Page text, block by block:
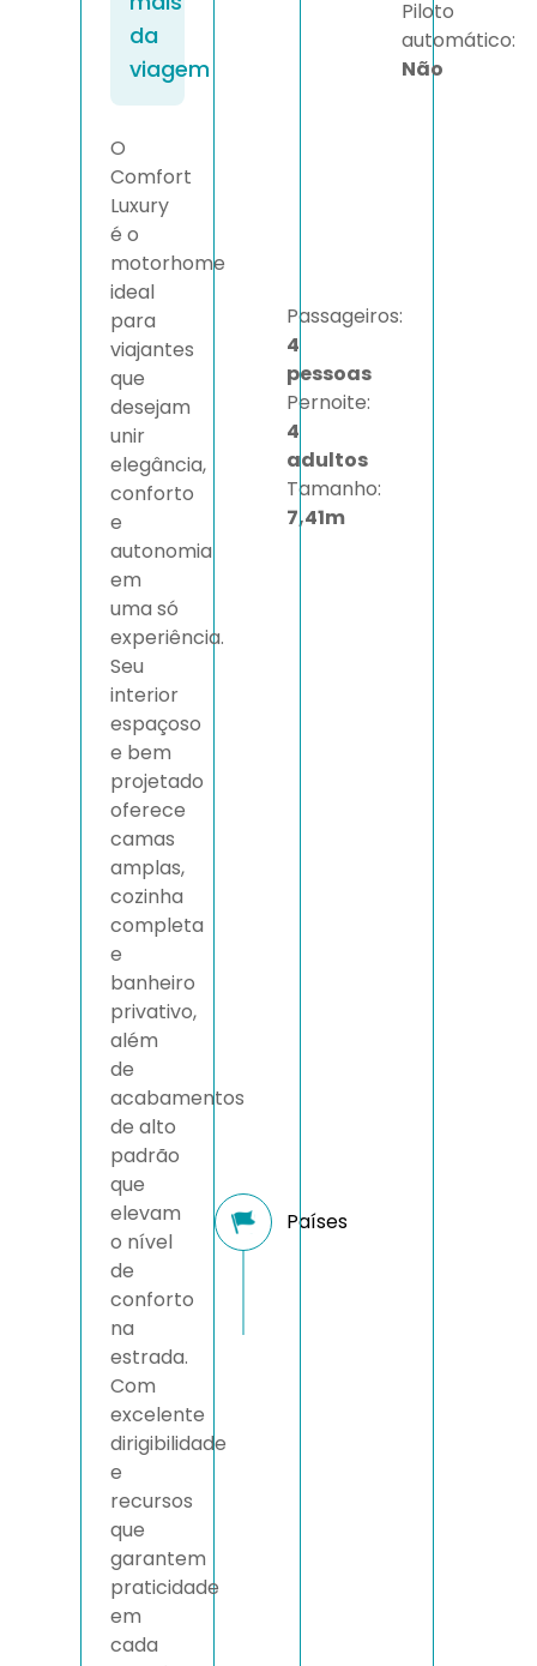
da
viagem
O
Comfort
Luxury
é o
motorhome
ideal
para
viajantes
que
desejam
unir
elegância,
conforto
e
autonomia
em
uma só
experiência.
Seu
interior
espaçoso
e bem
projetado
oferece
camas
amplas,
cozinha
completa
e
banheiro
privativo,
além
de
acabamentos
de alto
padrão
que
elevam
o nível
de
conforto
na
estrada.
Com
excelente
dirigibilidade
e
recursos
que
garantem
praticidade
em
cada
Passageiros:
4
pessoas
Pernoite:
4
adultos
Tamanho:
7,41m
Piloto
automático:
Não